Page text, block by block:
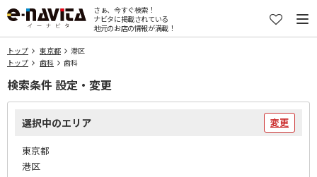
さぁ、今すぐ検索！
ナビタに掲載されている
地元のお店の情報が満載！
トップ 東京都
港区
トップ
歯科 歯科
検索条件 設定・変更
選択中のエリア 変更
東京都
港区